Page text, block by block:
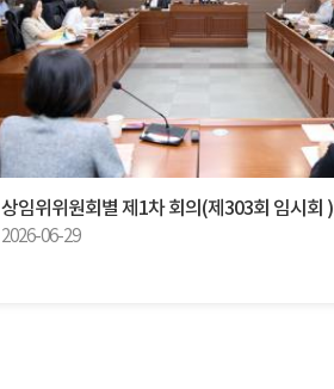
상임위위원회별 제1차 회의(제303회 임시회 )
2026-06-29